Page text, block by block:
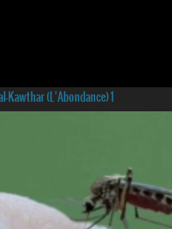
Kawthar (L’Abondance) 1